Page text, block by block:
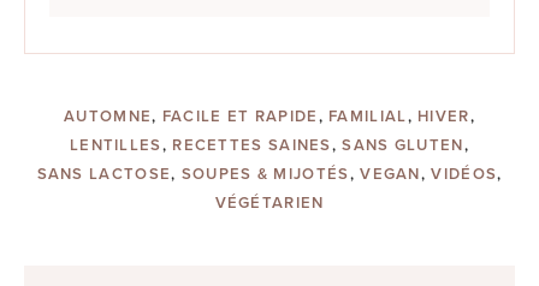
AUTOMNE, FACILE ET RAPIDE, FAMILIAL, HIVER,
LENTILLES, RECETTES SAINES,SANS GLUTEN,
SANS LACTOSE, SOUPES & MIJOTÉS,VEGAN,VIDÉOS,
VÉGÉTARIEN